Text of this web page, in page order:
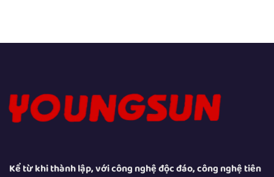
Kể từ khi thành lập, với công nghệ độc đáo, công nghệ tiên